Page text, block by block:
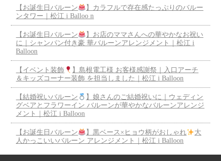
【お誕生日バルーン
】カラフルで存在感たっぷりのバルー
ンタワー｜松江 i Balloo n
【お誕生日バルーン
】お店のママさんへの華やかなお祝い
に｜シャンパン付き豪 華バルーンアレンジメント｜松江 i
Balloon
【イベント装飾
】島根電工様 お客様感謝祭｜入口アーチ
＆キッズコーナー装飾 を担当しました｜松江 i Balloon
【結婚祝いバルーン
】娘さんのご結婚祝いに｜ウェディン
グベアとフラワーイン バルーンが華やかなバルーンアレンジ
メント｜松江 i Balloon
【お誕生日バルーン 】黒ベース×ヒョウ柄がおしゃれ
大
人かっこいいバルーン アレンジメント｜松江 i Balloon